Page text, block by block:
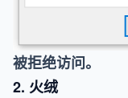
被拒绝访问。
2. 火绒